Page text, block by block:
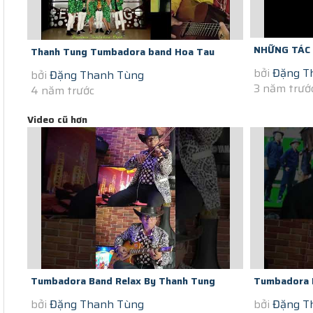
Thanh Tung Tumbadora band Hoa Tau
Violon Guitar at Home Mua Covid Chieu
bởi Đặng Thanh Tùng
4 năm trước
NHỮNG
THẾ KỶ
bởi Đặng
3 năm
Video cũ hơn
Tumbadora Band Relax By Thanh Tung
Violon In Saigon Social Distance Summer...
bởi Đặng Thanh Tùng
Tumbadora
Violon In
bởi Đặng